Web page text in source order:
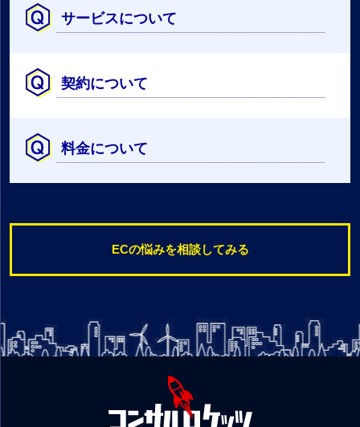
サービスについて
契約について
料金について
ECの悩みを相談してみる